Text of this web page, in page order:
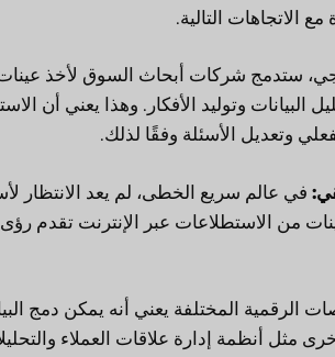
الاتجاهات التالية.
ستدمج شركات أبحاث السوق لأخذ عينات
البيانات وتوليد الأفكار. وهذا يعني أن
وتعديل الأسئلة وفقًا لذلك.
في عالم سريع الخطى، لم يعد الانتظار
من الاستطلاعات عبر الإنترنت تقدم
الرقمية المختلفة يعني أنه يمكن دمج
مثل أنظمة إدارة علاقات العملاء